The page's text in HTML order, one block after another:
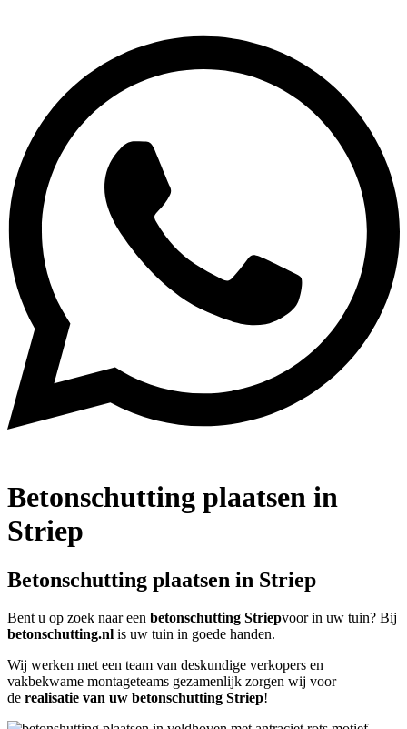
Betonschutting plaatsen in
Striep
Betonschutting plaatsen in Striep
Bent u op zoek naar een betonschutting Striepvoor in uw tuin? Bij
betonschutting.nl is uw tuin in goede handen.
Wij werken met een team van deskundige verkopers en
vakbekwame montageteams gezamenlijk zorgen wij voor
de realisatie van uw betonschutting Striep!